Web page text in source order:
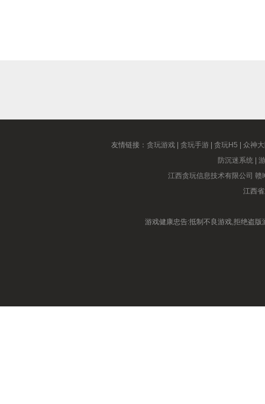
友情链接： 贪玩游戏 贪玩手游 贪玩H5
众神
防沉迷系统|
江西贪玩信息技术有限公司 赣
江西
游戏健康忠告:抵制不良游戏,拒绝盗